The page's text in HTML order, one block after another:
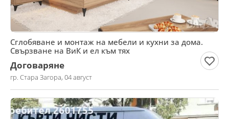
Сглобяване и монтаж на мебели и кухни за дома.
Свързване на ВиК и ел към тях
Договаряне
гр. Стара Загора, 04 август